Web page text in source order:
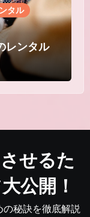
タル
レンタル
せるた
公開！
秘訣を徹底解説